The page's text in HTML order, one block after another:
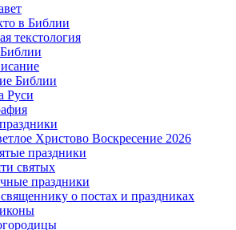
в Библии
текстология
Библии
Руси
Христово Воскресение 2026
праздники
святых
праздники
о постах и праздниках